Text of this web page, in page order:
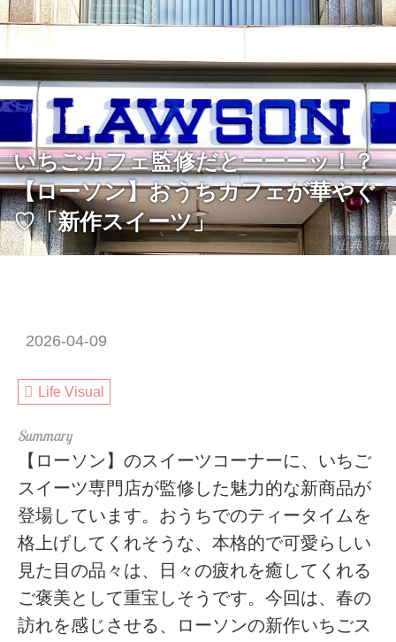
出典：ftn
いちごカフェ監修だとーーーッ！？
【ローソン】おうちカフェが華やぐ
♡「新作スイーツ」
2026-04-09
Life Visual
【ローソン】のスイーツコーナーに、いちご
スイーツ専門店が監修した魅力的な新商品が
登場しています。おうちでのティータイムを
格上げしてくれそうな、本格的で可愛らしい
見た目の品々は、日々の疲れを癒してくれる
ご褒美として重宝しそうです。今回は、春の
訪れを感じさせる、ローソンの新作いちごス